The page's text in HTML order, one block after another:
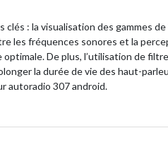
: la visualisation des gammes
les fréquences sonores et la
De plus, l’utilisation de
la durée de vie des haut-
autoradio 307 android.